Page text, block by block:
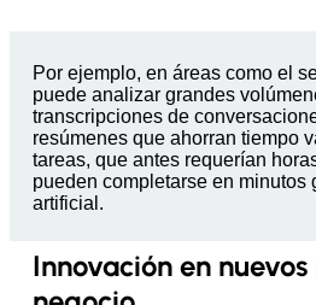
Por ejemplo, en áreas como el
puede analizar grandes
transcripciones de
resúmenes que ahorran tiempo
tareas, que antes requerían
pueden completarse en minutos
artificial.
Innovación en